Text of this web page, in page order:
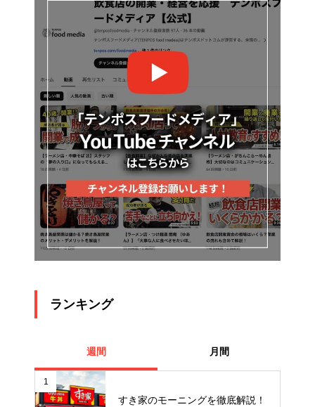
ランキング
週間 月間
1
すき家のモーニングを徹底解説！